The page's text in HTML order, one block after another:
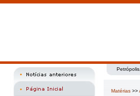
Matérias >>